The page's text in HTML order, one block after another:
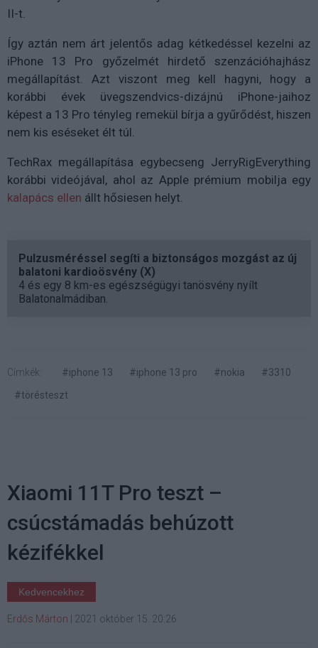
II-t.
Így aztán nem árt jelentős adag kétkedéssel kezelni az
iPhone 13 Pro győzelmét hirdető szenzációhajhász
megállapítást. Azt viszont meg kell hagyni, hogy a
korábbi évek üvegszendvics-dizájnú iPhone-jaihoz
képest a 13 Pro tényleg remekül bírja a gyűrődést, hiszen
nem kis eséseket élt túl.
TechRax megállapítása egybecseng JerryRigEverything
korábbi videójával, ahol az Apple prémium mobilja egy
kalapács ellen állt hősiesen helyt.
Pulzusméréssel segíti a biztonságos mozgást az új
balatoni kardioösvény (X)
4 és egy 8 km-es egészségügyi tanösvény nyílt
Balatonalmádiban.
Címkék: #iphone 13 #iphone 13 pro #nokia
#3310
#törésteszt
Xiaomi 11T Pro teszt –
csúcstámadás behúzott
kézifékkel
Kedvencekhez
Erdős Márton 2021 október 15. 20:26